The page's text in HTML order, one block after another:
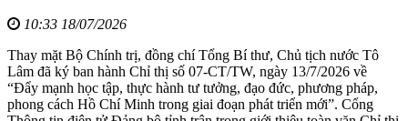
10:33 18/07/2026
Thay mặt Bộ Chính trị, đồng chí Tổng Bí thư, Chủ tịch nước Tô
Lâm đã ký ban hành Chỉ thị số 07-CT/TW, ngày 13/7/2026 về
“Đẩy mạnh học tập, thực hành tư tưởng, đạo đức, phương pháp,
phong cách Hồ Chí Minh trong giai đoạn phát triển mới”. Cổng